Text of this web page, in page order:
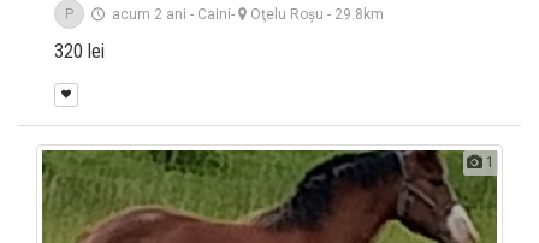
P acum 2 ani - Caini- Oţelu Roşu - 29.8km
320 lei
1